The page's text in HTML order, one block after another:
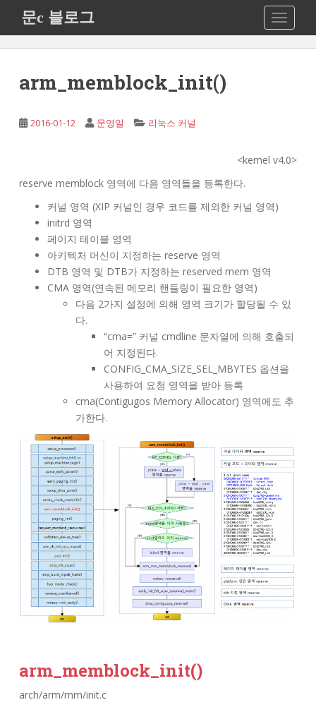
i
문c 블로그
arm_memblock_init()
2016-01-12 문영일 리눅스 커널
<kernel v4.0>
reserve memblock 영역에 다음 영역들을 등록한다.
커널 영역 (XIP 커널인 경우 코드를 제외한 커널 영역)
initrd 영역
페이지 테이블 영역
아키텍처 머신이 지정하는 reserve 영역
DTB 영역 및 DTB가 지정하는 reserved mem 영역
CMA 영역(연속된 메모리 핸들링이 필요한 영역)
다음 2가지 설정에 의해 영역 크기가 할당될 수 있
다.
“cma=” 커널 cmdline 문자열에 의해 호출되
어 지정된다.
CONFIG_CMA_SIZE_SEL_MBYTES 옵션을
사용하여 요청 영역을 받아 등록
cma(Contigugos Memory Allocator) 영역에도 추
가한다.
arm_memblock_init()
arch/arm/mm/init.c